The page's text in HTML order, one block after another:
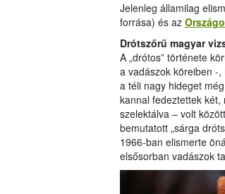
Jelenleg államilag
forrása) és az
Drótszőrű magyar
A „drótos” története
a vadászok köreiben -
a téli nagy hideget
kannal fedeztettek
szelektálva – volt
bemutatott „sárga
1966-ban elismerte
elsősorban vadászok